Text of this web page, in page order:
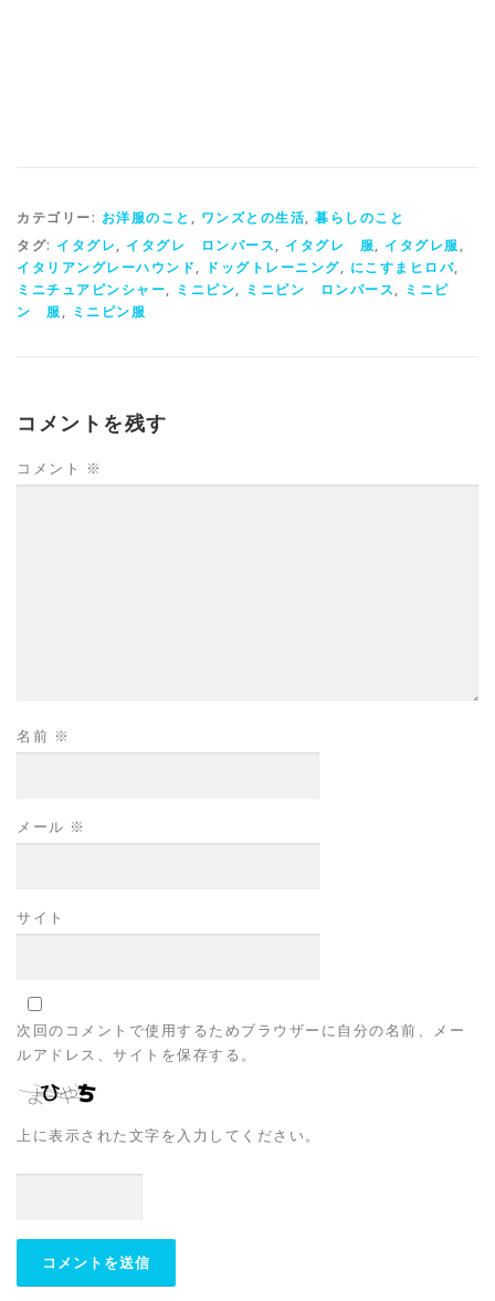
カテゴリー: お洋服のこと , ワンズとの生活, 暮らしのこと
タグ: イタグレ, イタグレ ロンパース, イタグレ 服, イタグレ服,
イタリアングレーハウンド, ドッグトレーニング, にこすまヒロバ,
ミニチュアピンシャー, ミニピン, ミニピン ロンパース, ミニピ
ン 服, ミニピン服
コメントを残す
コメント ※
名前 ※
メール ※
サイト
次回のコメントで使用するためブラウザーに自分の名前、メー
ルアドレス、サイトを保存する。
上に表示された文字を入力してください。